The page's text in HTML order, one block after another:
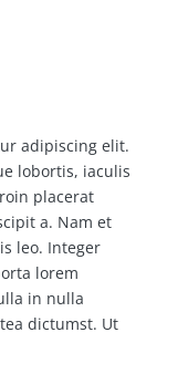
adipiscing elit.
lobortis, iaculis
placerat
a. Nam et
leo. Integer
lorem
in nulla
dictumst. Ut